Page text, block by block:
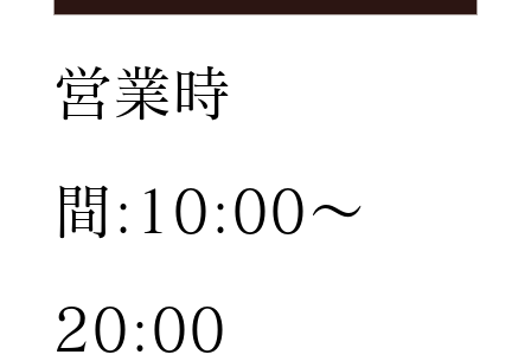
営業時
間:10:00〜
20:00